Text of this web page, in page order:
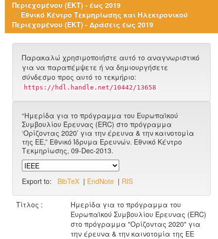
Περιεχομένου (ΕΚΤ) - έως 2019
Εθνικό Κέντρο Τεκμηρίωσης και Ηλεκτρονικού
Περιεχομένου (ΕΚΤ) - Δράσεις έως 2019
Παρακαλώ χρησιμοποιήστε αυτό το αναγνωριστικό
για να παραπέμψετε ή να δημιουργήσετε
σύνδεσμο προς αυτό το τεκμήριο:
https://hdl.handle.net/10442/13658
“Ημερίδα για το πρόγραμμα του Ευρωπαϊκού
Συμβουλίου Έρευνας (ERC) στο πρόγραμμα
‘Oρίζοντας 2020’ για την έρευνα & την καινοτομία
της ΕΕ,” Εθνικό Ίδρυμα Ερευνών. Εθνικό Κέντρο
Τεκμηρίωσης, 09-Dec-2013.
Export to: BibTeX | EndNote | RIS
Τίτλος :
Ημερίδα για το πρόγραμμα του
Ευρωπαϊκού Συμβουλίου Έρευνας (ERC)
στο πρόγραμμα "Oρίζοντας 2020" για
την έρευνα & την καινοτομία της ΕΕ